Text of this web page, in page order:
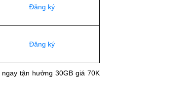
Đăng ký
Đăng ký
ngay tận hưởng 30GB giá 70K